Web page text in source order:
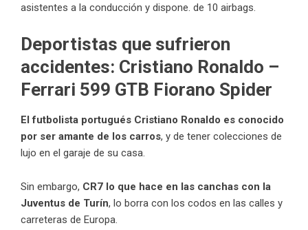
asistentes a la conducción y dispone. de 10 airbags.
Deportistas que sufrieron
accidentes: Cristiano Ronaldo –
Ferrari 599 GTB Fiorano Spider
El futbolista portugués Cristiano Ronaldo es conocido
por ser amante de los carros, y de tener colecciones de
lujo en el garaje de su casa.
Sin embargo, CR7 lo que hace en las canchas con la
Juventus de Turín, lo borra con los codos en las calles y
carreteras de Europa.